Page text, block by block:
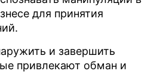
для принятия
и завершить
привлекают обман и